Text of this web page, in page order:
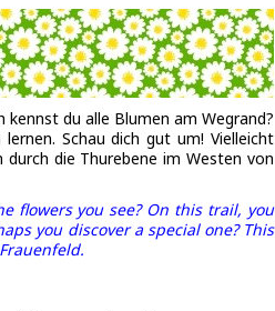
du alle Blumen am Wegrand?
Schau dich gut um! Vielleicht
die Thurebene im Westen von
flowers you see? On this trail, you
you discover a special one? This